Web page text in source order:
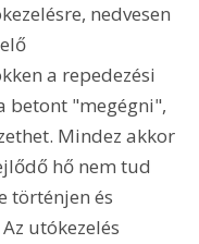
nedvesen
a repedezési
betont "megégni",
Mindez akkor
hő nem tud
történjen és
utókezelés